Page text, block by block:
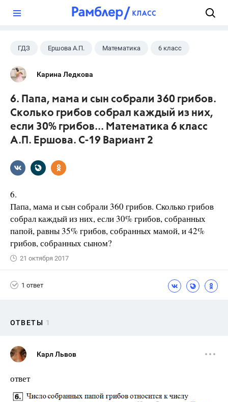
ГДЗ Ершова А.П. Математика 6 класс
Карина Ледкова
6. Папа, мама и сын собрали 360 грибов.
Сколько грибов собрал каждый из них,
если 30% грибов... Математика 6 класс
А.П. Ершова. С-19 Вариант 2
6.
Папа, мама и сын собрали 360 грибов. Сколько грибов
собрал каждый из них, если 30% грибов, собранных
папой, равны 35% грибов, собранных мамой, и 42%
грибов, собранных сыном?
21 октября 2017
1 ответ
ОТВЕТЫ 1
Карл Львов
ответ